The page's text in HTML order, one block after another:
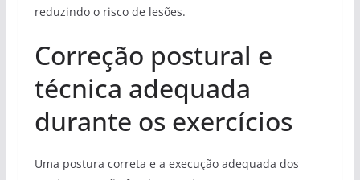
reduzindo o risco de lesões.
Correção postural e
técnica adequada
durante os exercícios
Uma postura correta e a execução adequada dos